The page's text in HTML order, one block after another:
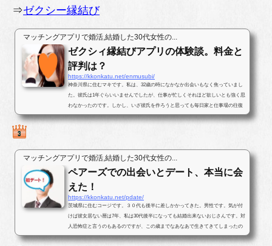
⇒ゼクシー縁結び
マッチングアプリで婚活,結婚した30代女性の...
ゼクシィ縁結びアプリの体験談。料金と
評判は？
https://kkonkatu.net/enmusubi/
神奈川県に住むマキです。私は、32歳の時になかなか出会いもなく焦っていまし
た。彼氏は1年ぐらいいませんでしたが、仕事が忙しくそれほど欲しいとも強く思
わなかったのです。しかし、いざ彼氏を作ろうと思っても毎日家と仕事場の往復
ばかりで出会いがなかったのです...
マッチングアプリで婚活,結婚した30代女性の...
ペアーズでの出会いとデート、本当に会
えた！
https://kkonkatu.net/pdate/
茨城県に住むコージです。３０代も後半に差しかかってきた。男性です。気が付
けば彼女居ない暦は7年、私は30代後半になっても結婚出来ないおじさんです。対
人恐怖症と言うのもあるのですが、この歳までなあなあで生きてきてしまったの
で、そろそろ･･･と思いパートナ...